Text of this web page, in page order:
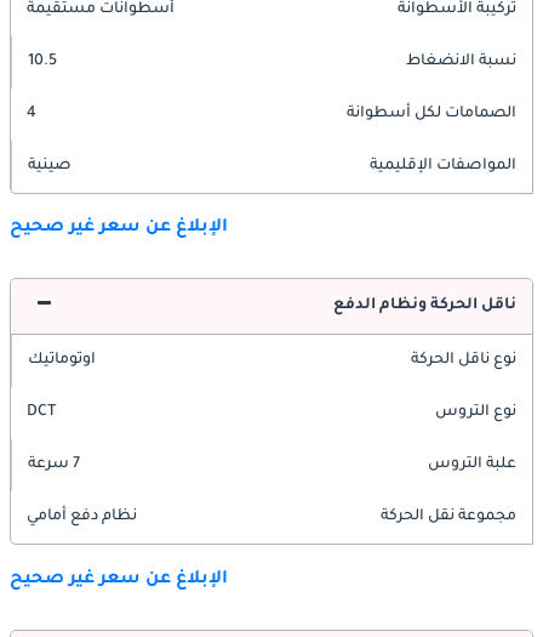
تركيبة الأسطوانة أسطوانات مستقيمة
نسبة الانضغاط 10.5
الصمامات لكل أسطوانة 4
المواصفات الإقليمية صينية
الإبلاغ عن سعر غير صحيح
ناقل الحركة ونظام الدفع
نوع ناقل الحركة اوتوماتيك
نوع التروس DCT
علبة التروس 7 سرعة
مجموعة نقل الحركة نظام دفع أمامي
الإبلاغ عن سعر غير صحيح